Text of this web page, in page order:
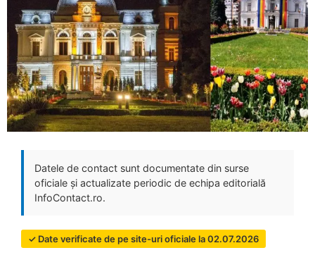
Datele de contact sunt documentate din surse
oficiale și actualizate periodic de echipa editorială
InfoContact.ro.
✓ Date verificate de pe site-uri oficiale la 02.07.2026